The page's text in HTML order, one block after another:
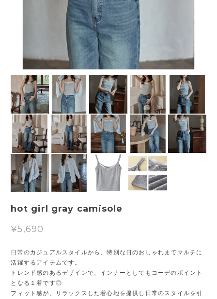
hot girl gray camisole
¥5,690
日常のカジュアルスタイルから、特別な日のおしゃれまでマルチに
活躍するアイテムです。
トレンド感のあるデザインで、インナーとしてもコーデのポイント
となる１着です◎
フィット感が、リラックスした着心地を提供し日常のスタイルを引